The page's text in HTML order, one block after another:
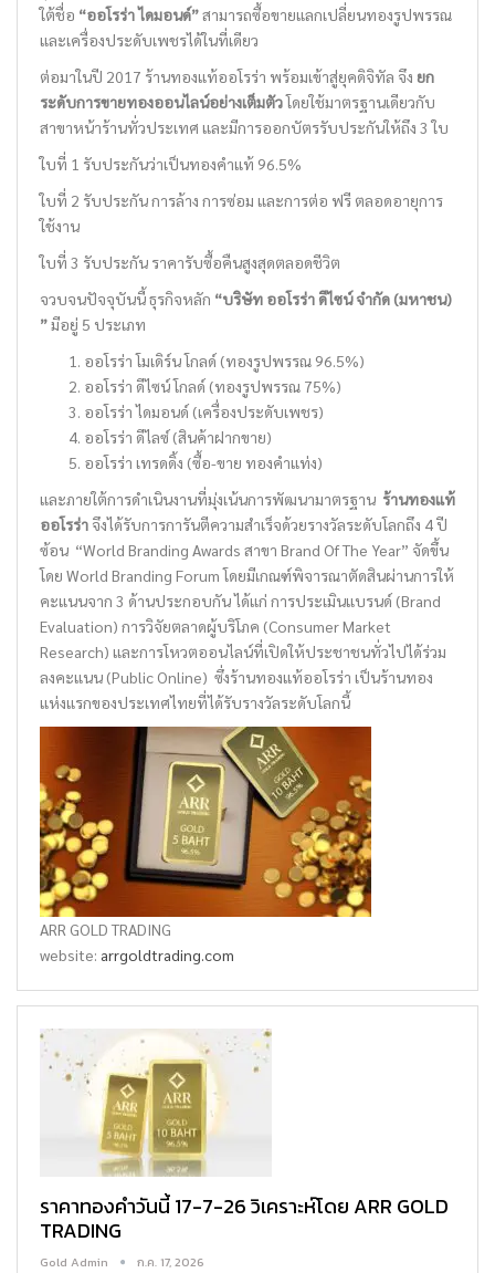
ใต้ชื่อ “ออโรร่า ไดมอนด์”สามารถซื้อขายแลกเปลี่ยนทองรูปพรรณ
และเครื่องประดับเพชรได้ในที่เดียว
ต่อมาในปี 2017 ร้านทองแท้ออโรร่า พร้อมเข้าสู่ยุคดิจิทัล จึง ยก
ระดับการขายทองออนไลน์อย่างเต็มตัวโดยใช้มาตรฐานเดียวกับ
สาขาหน้าร้านทั่วประเทศ และมีการออกบัตรรับประกันให้ถึง 3 ใบ
ใบที่ 1 รับประกันว่าเป็นทองคำแท้ 96.5%
ใบที่ 2 รับประกัน การล้าง การซ่อม และการต่อ ฟรี ตลอดอายุการ
ใช้งาน
ใบที่ 3 รับประกัน ราคารับซื้อคืนสูงสุดตลอดชีวิต
จวบจนปัจจุบันนี้ ธุรกิจหลัก “บริษัท ออโรร่า ดีไซน์ จำกัด (มหาชน)
”มีอยู่ 5 ประเภท
ออโรร่า โมเดิร์น โกลด์ (ทองรูปพรรณ 96.5%)
ออโรร่า ดีไซน์ โกลด์ (ทองรูปพรรณ 75%)
ออโรร่า ไดมอนด์ (เครื่องประดับเพชร)
ออโรร่า ดีไลซ์ (สินค้าฝากขาย)
ออโรร่า เทรดดิ้ง (ซื้อ-ขาย ทองคำแท่ง)
และภายใต้การดำเนินงานที่มุ่งเน้นการพัฒนามาตรฐาน ร้านทองแท้
ออโรร่า จึงได้รับการการันตีความสำเร็จด้วยรางวัลระดับโลกถึง 4 ปี
ซ้อน “World Branding Awards สาขา Brand Of The Year” จัดขึ้น
โดย World Branding Forum โดยมีเกณฑ์พิจารณาตัดสินผ่านการให้
คะแนนจาก 3 ด้านประกอบกัน ได้แก่ การประเมินแบรนด์ (Brand
Evaluation) การวิจัยตลาดผู้บริโภค (Consumer Market
Research) และการโหวตออนไลน์ที่เปิดให้ประชาชนทั่วไปได้ร่วม
ลงคะแนน (Public Online) ซึ่งร้านทองแท้ออโรร่า เป็นร้านทอง
แห่งแรกของประเทศไทยที่ได้รับรางวัลระดับโลกนี้
ARR GOLD TRADING
website: arrgoldtrading.com
ราคาทองคำวันนี้ 17-7-26 วิเคราะห์โดย ARR GOLD
TRADING
Gold Admin ก.ค. 17, 2026